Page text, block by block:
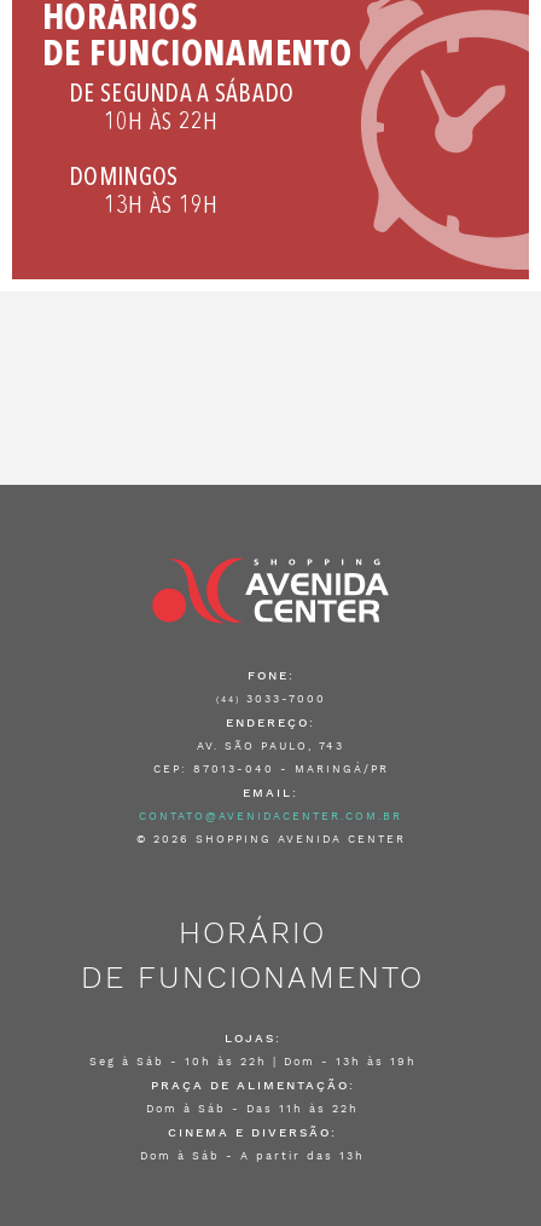
HORÁRIOS
DE FUNCIONAMENTO
DE SEGUNDA A SÁBADO
10H ÀS 22H
DOMINGOS
13H ÀS 19H
FONE:
(44) 3033-7000
ENDEREÇO:
AV. SÃO PAULO, 743
CEP: 87013-040 - MARINGÁ/PR
EMAIL:
CONTATO@AVENIDACENTER.COM.BR
© 2026 SHOPPING AVENIDA CENTER
HORÁRIO
DE FUNCIONAMENTO
LOJAS:
Seg à Sáb - 10h às 22h | Dom - 13h às 19h
PRAÇA DE ALIMENTAÇÃO:
Dom à Sáb - Das 11h às 22h
CINEMA E DIVERSÃO:
Dom à Sáb - A partir das 13h